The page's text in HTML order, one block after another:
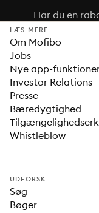
Har du en
LÆS MERE
Om Mofibo
Jobs
Nye app-
Investor Relations
Presse
Bæredygtighed
Whistleblow
UDFORSK
Søg
Bøger